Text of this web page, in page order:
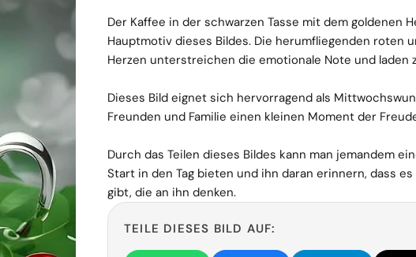
Der Kaffee in der schwarzen Tasse mit dem goldenen
Hauptmotiv dieses Bildes. Die herumfliegenden roten
Herzen unterstreichen die emotionale Note und laden
Dieses Bild eignet sich hervorragend als
Freunden und Familie einen kleinen Moment der
Durch das Teilen dieses Bildes kann man jemandem
Start in den Tag bieten und ihn daran erinnern, dass
gibt, die an ihn denken.
TEILE DIESES BILD AUF: